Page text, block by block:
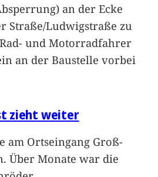
an der Ecke
Straße/Ludwigstraße zu
und Motorradfahrer
an der Baustelle vorbei
zieht weiter
am Ortseingang Groß-
Über Monate war die